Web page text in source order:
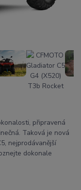
připravená
Taková je nová
nejprodávanější
dokonale